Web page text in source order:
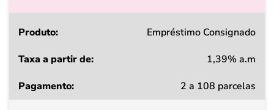
Produto
a
Empréstimo Consignado
1,39% a.m
2 a 108 parcelas